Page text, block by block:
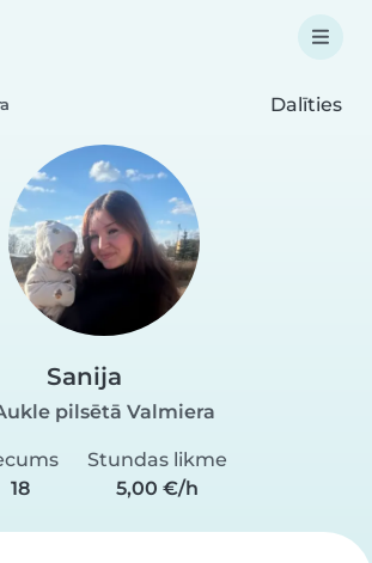
Dalīties
Sanija
pilsētā Valmiera
18
Stundas likme
5,00 €/h